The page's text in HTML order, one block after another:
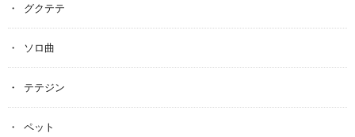
グクテテ
ソロ曲
テテジン
ペット